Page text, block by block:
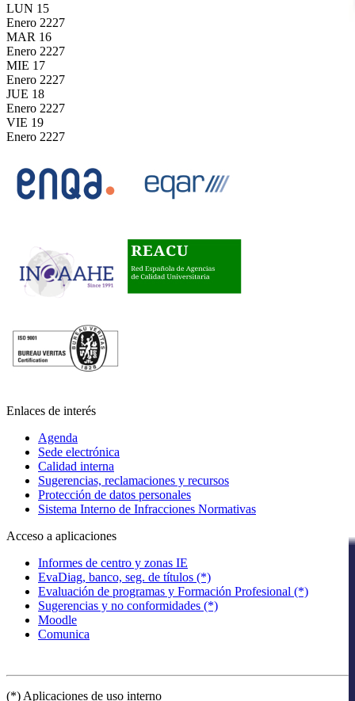
LUN 15
Enero 2227
MAR 16
Enero 2227
MIE 17
Enero 2227
JUE 18
Enero 2227
VIE 19
Enero 2227
Enlaces de interés
Agenda
Sede electrónica
Calidad interna
Sugerencias, reclamaciones y recursos
Protección de datos personales
Sistema Interno de Infracciones Normativas
Acceso a aplicaciones
Informes de centro y zonas IE
EvaDiag, banco, seg. de títulos (*)
Evaluación de programas y Formación Profesional (*)
Sugerencias y no conformidades (*)
Moodle
Comunica
(*) Aplicaciones de uso interno